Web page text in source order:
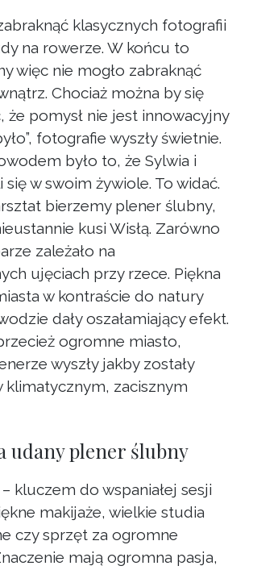
klasycznych fotografii
na rowerze. W końcu to
więc nie mogło zabraknąć
Chociaż można by się
że pomysł nie jest innowacyjny
fotografie wyszły świetnie.
było to, że Sylwia i
się w swoim żywiole. To widać.
bierzemy plener ślubny,
kusi Wisłą. Zarówno
zależało na
ujęciach przy rzece. Piękna
w kontraście do natury
dały oszałamiający efekt.
ogromne miasto,
wyszły jakby zostały
klimatycznym, zacisznym
udany plener ślubny
kluczem do wspaniałej sesji
makijaże, wielkie studia
czy sprzęt za ogromne
mają ogromna pasja,